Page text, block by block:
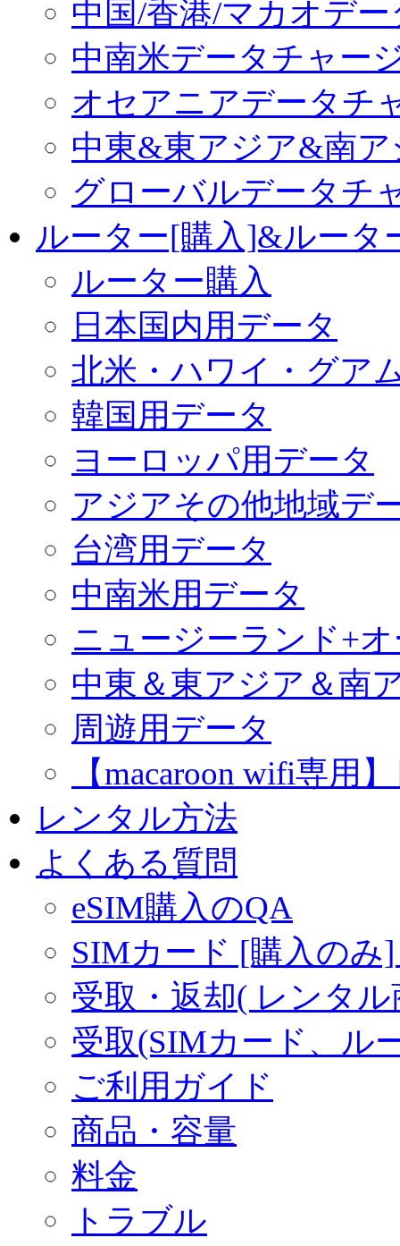
中国/香港/マカオデ
中南米データチャー
オセアニアデータチ
中東&東アジア&南
グローバルデータチ
ルーター[購入]&ルータ
ルーター購入
日本国内用データ
北米・ハワイ・グア
韓国用データ
ヨーロッパ用データ
アジアその他地域デ
台湾用データ
中南米用データ
ニュージーランド+
中東＆東アジア＆南
周遊用データ
【macaroon wifi専用
レンタル方法
よくある質問
eSIM購入のQA
SIMカード [購入のみ
受取・返却( レンタ
受取(SIMカード、ル
ご利用ガイド
商品・容量
料金
トラブル